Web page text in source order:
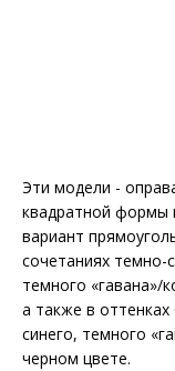
Эти модели -
квадратной формы
вариант
сочетаниях темно-
темного «гавана»/
а также в
синего, темного
черном цвете.